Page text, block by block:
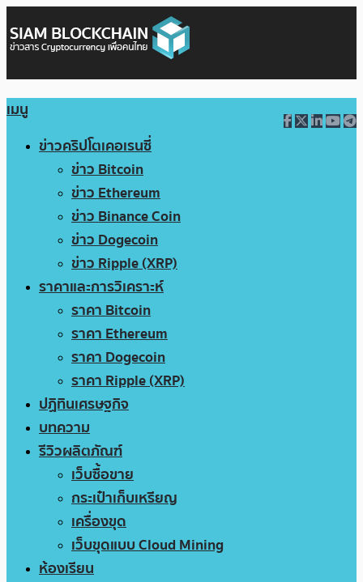
เมนู
ข่าวคริปโตเคอเรนซี่
ข่าว Bitcoin
ข่าว Ethereum
ข่าว Binance Coin
ข่าว Dogecoin
ข่าว Ripple (XRP)
ราคาและการวิเคราะห์
ราคา Bitcoin
ราคา Ethereum
ราคา Dogecoin
ราคา Ripple (XRP)
ปฏิทินเศรษฐกิจ
บทความ
รีวิวผลิตภัณฑ์
เว็บซื้อขาย
กระเป๋าเก็บเหรียญ
เครื่องขุด
เว็บขุดแบบ Cloud Mining
ห้องเรียน